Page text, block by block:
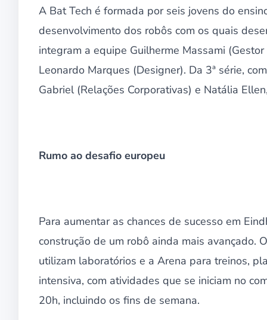
A Bat Tech é formada por seis jovens do
desenvolvimento dos robôs com os quais
integram a equipe Guilherme Massami
Leonardo Marques (Designer). Da 3ª série,
Gabriel (Relações Corporativas) e Natália
Rumo ao desafio europeu
Para aumentar as chances de sucesso em
construção de um robô ainda mais avançado.
utilizam laboratórios e a Arena para treinos,
intensiva, com atividades que se iniciam no
20h, incluindo os fins de semana.